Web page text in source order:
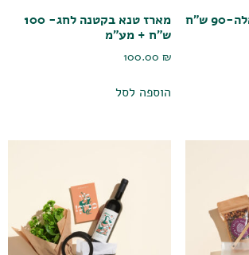
מארז הסל של ישראלה-90 ש"ח
מארז טנא בקטנה לחג- 100
ש"ח + מע"מ
100.00₪
הוספה לסל